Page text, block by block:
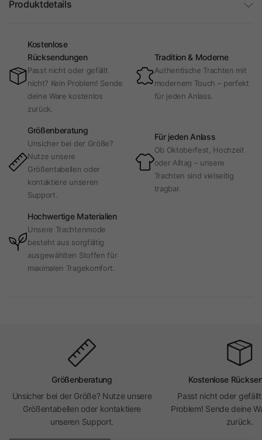
Produktdetails
Kostenlose
Rücksendungen
Passt nicht oder gefällt
nicht? Kein Problem! Sende
deine Ware kostenlos
zurück.
Tradition & Moderne
Authentische Trachten mit
modernem Touch – perfekt
für jeden Anlass.
Größenberatung
Unsicher bei der Größe?
Nutze unsere
Größentabellen oder
kontaktiere unseren
Support.
Für jeden Anlass
Ob Oktoberfest, Hochzeit
oder Alltag – unsere
Trachten sind vielseitig
tragbar.
Hochwertige Materialien
Unsere Trachtenmode
besteht aus sorgfältig
ausgewählten Stoffen für
maximalen Tragekomfort.
Größenberatung
Unsicher bei der Größe? Nutze unsere
Größentabellen oder kontaktiere
unseren Support.
Kostenlose
Passt nicht oder
Problem! Sende deine
zurück.